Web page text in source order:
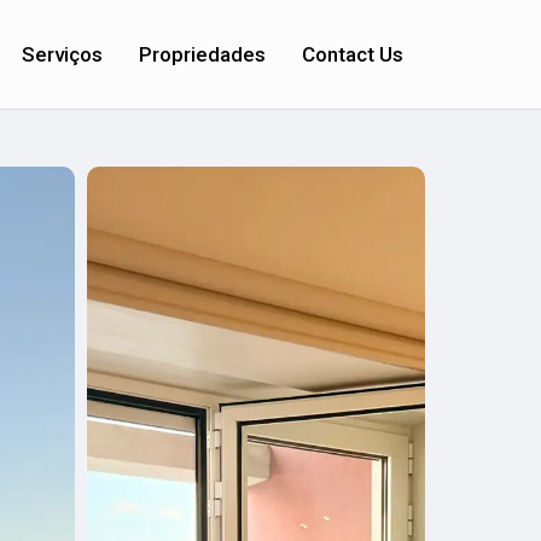
Serviços Propriedades Contact Us